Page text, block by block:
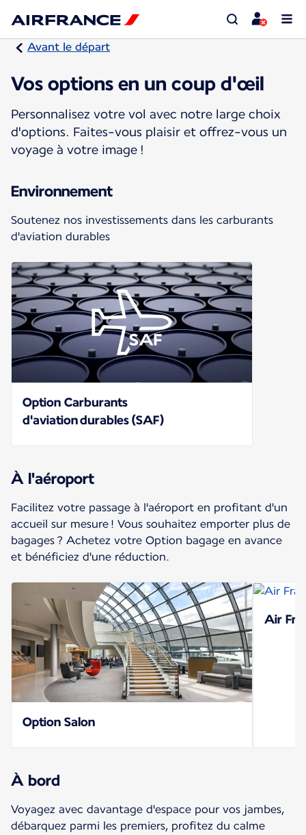
Avant le départ
Vos options en un coup d'œil
Personnalisez votre vol avec notre large choix
d'options. Faites-vous plaisir et offrez-vous un
voyage à votre image !
Environnement
Soutenez nos investissements dans les carburants
d'aviation durables
Option Carburants
d'aviation durables (SAF)
À l'aéroport
Facilitez votre passage à l'aéroport en profitant d'un
accueil sur mesure ! Vous souhaitez emporter plus de
bagages ? Achetez votre Option bagage en avance
et bénéficiez d'une réduction.
Option Salon
Air
À bord
Voyagez avec davantage d'espace pour vos jambes,
débarquez parmi les premiers, profitez du calme